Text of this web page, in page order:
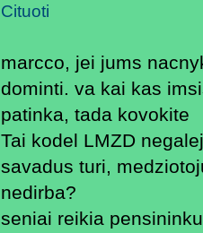
Cituoti
marcco, jei jums
dominti. va kai kas
patinka, tada kovokite
Tai kodel LMZD
savadus turi,
nedirba?
seniai reikia